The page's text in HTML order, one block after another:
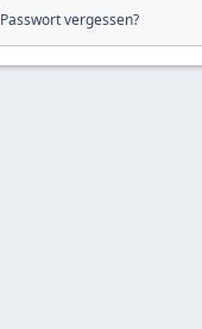
Passwort vergessen?